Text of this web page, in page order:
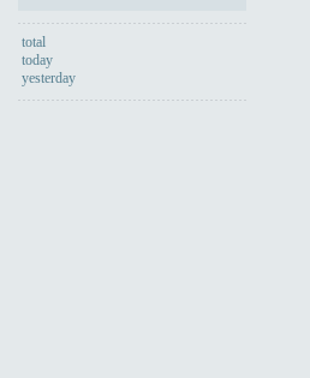
total
today
yesterday